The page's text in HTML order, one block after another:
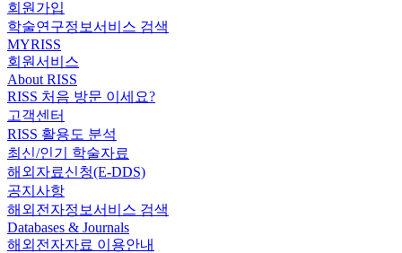
회원가입
학술연구정보서비스 검색
MYRISS
회원서비스
About RISS
RISS 처음 방문 이세요?
고객센터
RISS 활용도 분석
최신/인기 학술자료
해외자료신청(E-DDS)
공지사항
해외전자정보서비스 검색
Databases & Journals
해외전자자료 이용안내